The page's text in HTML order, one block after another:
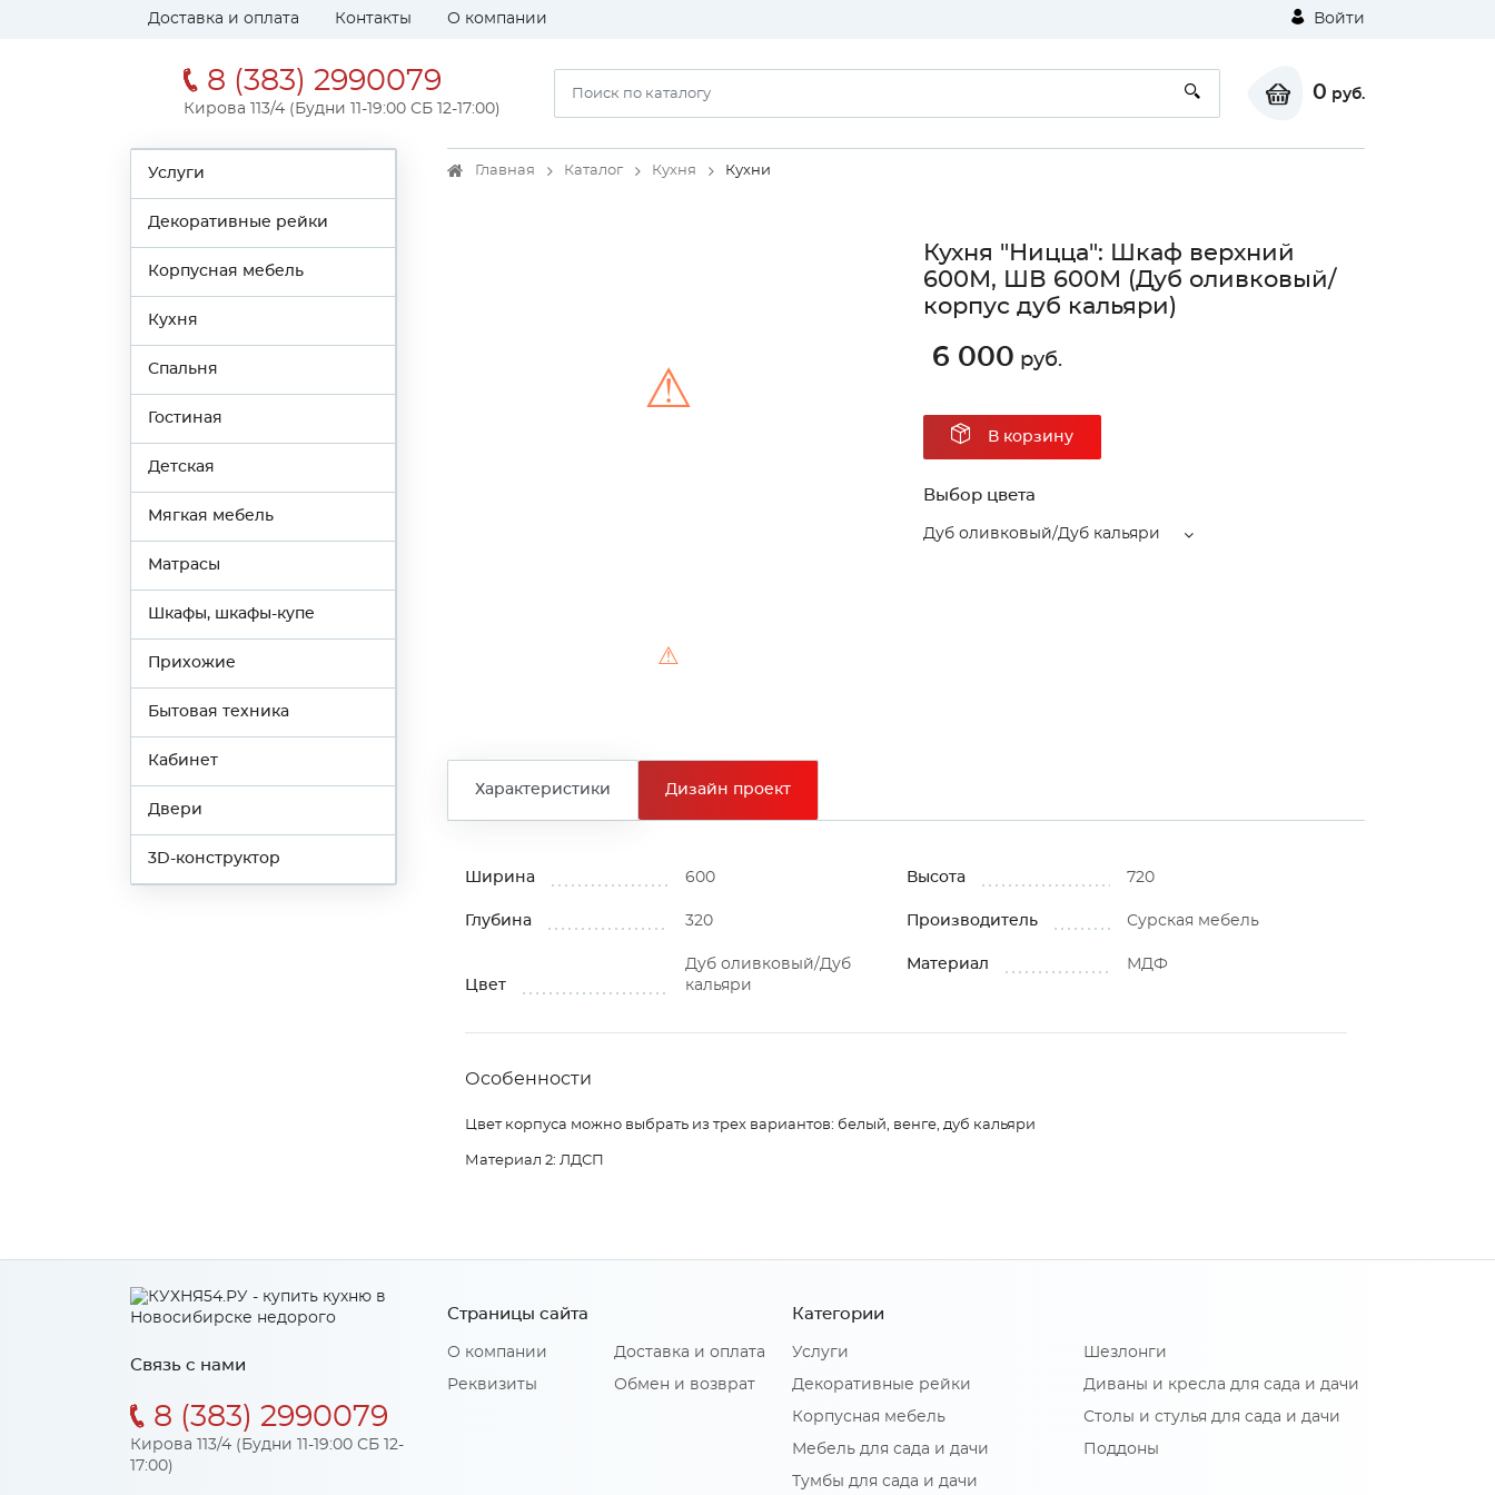
Доставка и оплата Контакты О компании Войти
8 (383) 2990079
Кирова 113/4 (Будни 11-19:00 СБ 12-17:00)
0 руб.
Услуги
Декоративные рейки
Корпусная мебель
Кухня
Спальня
Гостиная
Детская
Мягкая мебель
Матрасы
Шкафы, шкафы-купе
Прихожие
Бытовая техника
Кабинет
Двери
3D-конструктор
Главная Каталог Кухня Кухни
⚠
⚠
Кухня "Ницца": Шкаф верхний
600М, ШВ 600М (Дуб оливковый/
корпус дуб кальяри)
6 000 руб.
В корзину
Выбор цвета
Дуб оливковый/Дуб кальяри
Характеристики Дизайн проект
Ширина 600 Высота 720
Глубина 320 Производитель Сурская мебель
Цвет
Дуб оливковый/Дуб
кальяри
Материал МДФ
Особенности
Цвет корпуса можно выбрать из трех вариантов: белый, венге, дуб кальяри
Материал 2: ЛДСП
Связь с нами
8 (383) 2990079
Кирова 113/4 (Будни 11-19:00 СБ 12-
17:00)
Страницы сайта
О компании
Реквизиты
Доставка и оплата
Обмен и возврат
Категории
Услуги
Декоративные рейки
Корпусная мебель
Мебель для сада и дачи
Тумбы для сада и дачи
Шезлонги
Диваны и кресла для сада и дачи
Столы и стулья для сада и дачи
Поддоны